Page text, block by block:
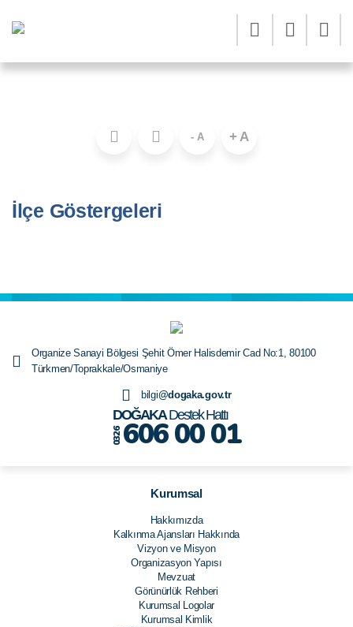
- A + A
İlçe Göstergeleri
Organize Sanayi Bölgesi Şehit Ömer Halisdemir Cad No:1, 80100
Türkmen/Toprakkale/Osmaniye
bilgi@dogaka.gov.tr
DOĞAKADestek Hattı
0326 606 00 01
Kurumsal
Hakkımızda
Kalkınma Ajansları Hakkında
Vizyon ve Misyon
Organizasyon Yapısı
Mevzuat
Görünürlük Rehberi
Kurumsal Logolar
Kurumsal Kimlik